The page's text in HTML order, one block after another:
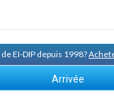
EI-DIP depuis 1998?
Arrivée